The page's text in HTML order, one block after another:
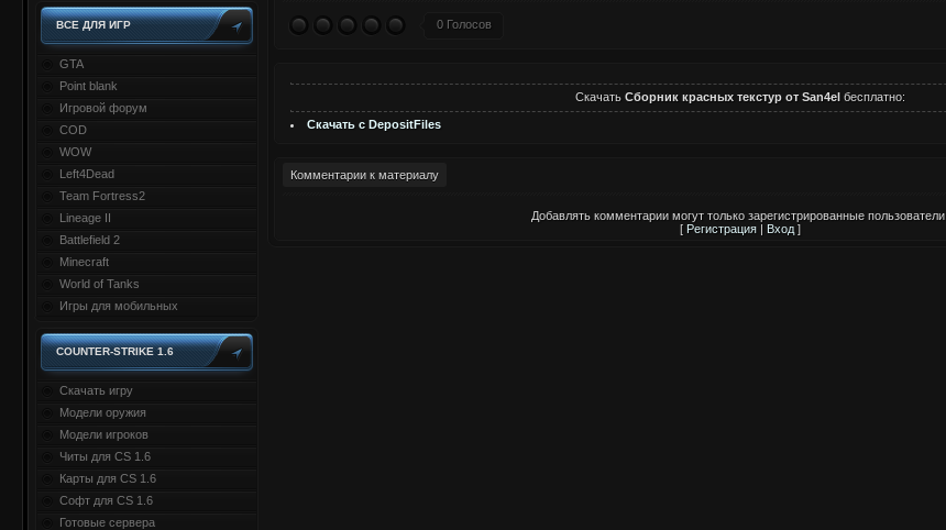
ВСЕ ДЛЯ ИГР
GTA
Point blank
Игровой форум
COD
WOW
Left4Dead
Team Fortress2
Lineage II
Battlefield 2
Minecraft
World of Tanks
Игры для мобильных
COUNTER-STRIKE 1.6
Скачать игру
Модели оружия
Модели игроков
Читы для CS 1.6
Карты для CS 1.6
Софт для CS 1.6
Готовые сервера
0 Голосов
Скачать Сборник красных текстур от San4elбесплатно:
Скачать с DepositFiles
Комментарии к материалу
Добавлять комментарии могут только зарегистрированные пользователи.
[ Регистрация| Вход]